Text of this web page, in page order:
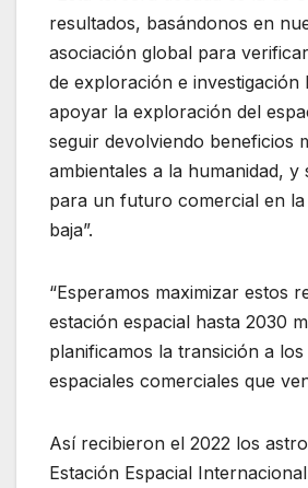
resultados, basándonos en
asociación global para
de exploración e investigación
apoyar la exploración del
seguir devolviendo beneficios
ambientales a la humanidad, y
para un futuro comercial en
baja”.
“Esperamos maximizar estos
estación espacial hasta 2030
planificamos la transición a los
espaciales comerciales que
Así recibieron el 2022 los
Estación Espacial